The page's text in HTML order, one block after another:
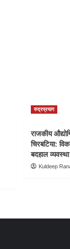
रुद्रप्रयाग
राजकीय
चिरबटिया:
बदहाल व्यवस्था
Kuldeep